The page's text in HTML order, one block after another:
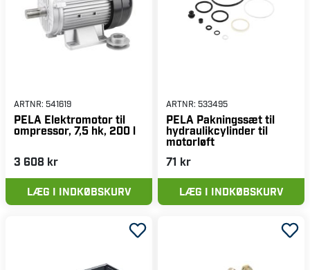
ARTNR: 541619
PELA Elektromotor til
ompressor, 7,5 hk, 200 l
3 608 kr
LÆG I INDKØBSKURV
ARTNR: 533495
PELA Pakningssæt til
hydraulikcylinder til
motorløft
71 kr
LÆG I INDKØBSKURV